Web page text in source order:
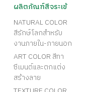
ผลิตภัณฑ์สีจระเข้
NATURAL COLOR
สีรักษ์โลกสำหรับ
งานภายใน-ภายนอก
ART COLOR สีทา
ซีเมนต์และตกแต่ง
สร้างลาย